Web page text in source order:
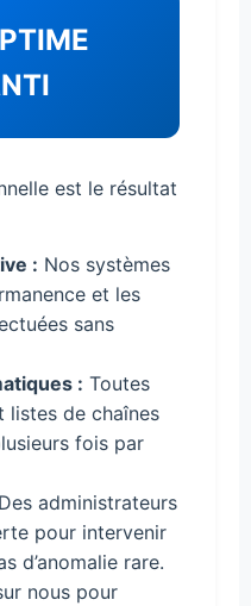
est le résultat
: Nos systèmes
et les
sans
: Toutes
listes de chaînes
fois par
Des administrateurs
pour intervenir
d’anomalie rare.
nous pour